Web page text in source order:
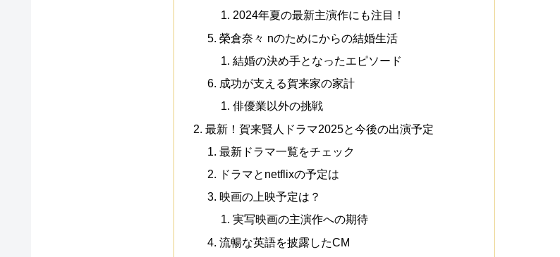
2024年夏の最新主演作にも注目！
榮倉奈々 nのためにからの結婚生活
結婚の決め手となったエピソード
成功が支える賀来家の家計
俳優業以外の挑戦
最新！賀来賢人ドラマ2025と今後の出演予定
最新ドラマ一覧をチェック
ドラマとnetflixの予定は
映画の上映予定は？
実写映画の主演作への期待
流暢な英語を披露したCM